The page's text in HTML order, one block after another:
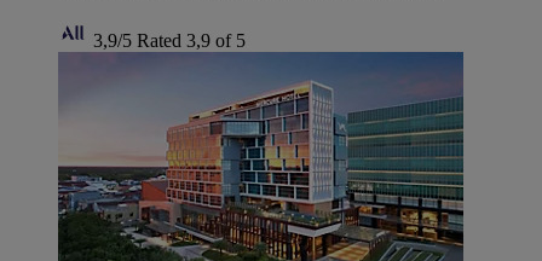
3,9/5 Rated 3,9 of 5